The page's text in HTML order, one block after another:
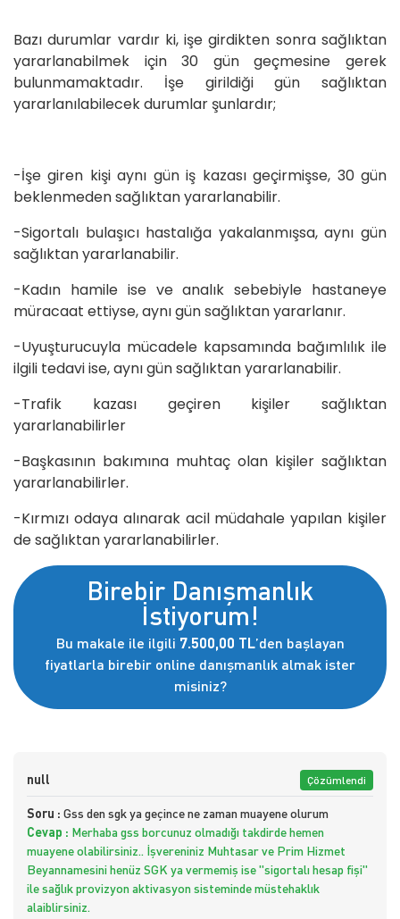
Bazı durumlar vardır ki, işe girdikten sonra sağlıktan
yararlanabilmek için 30 gün geçmesine gerek
bulunmamaktadır. İşe girildiği gün sağlıktan
yararlanılabilecek durumlar şunlardır;
-İşe giren kişi aynı gün iş kazası geçirmişse, 30 gün
beklenmeden sağlıktan yararlanabilir.
-Sigortalı bulaşıcı hastalığa yakalanmışsa, aynı gün
sağlıktan yararlanabilir.
-Kadın hamile ise ve analık sebebiyle hastaneye
müracaat ettiyse, aynı gün sağlıktan yararlanır.
-Uyuşturucuyla mücadele kapsamında bağımlılık ile
ilgili tedavi ise, aynı gün sağlıktan yararlanabilir.
-Trafik kazası geçiren kişiler sağlıktan
yararlanabilirler
-Başkasının bakımına muhtaç olan kişiler sağlıktan
yararlanabilirler.
-Kırmızı odaya alınarak acil müdahale yapılan kişiler
de sağlıktan yararlanabilirler.
Birebir Danışmanlık
İstiyorum!
Bu makale ile ilgili 7.500,00 TL’den başlayan
fiyatlarla birebir online danışmanlık almak ister
misiniz?
null Çözümlendi
Soru : Gss den sgk ya geçince ne zaman muayene olurum
Cevap : Merhaba gss borcunuz olmadığı takdirde hemen
muayene olabilirsiniz.. İşvereniniz Muhtasar ve Prim Hizmet
Beyannamesini henüz SGK ya vermemiş ise "sigortalı hesap fişi"
ile sağlık provizyon aktivasyon sisteminde müstehaklık
alaiblirsiniz.